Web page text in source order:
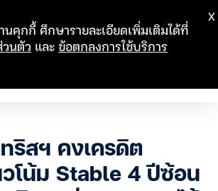
ริสฯ คงเครดิต
วโน้ม Stable 4 ปีซ้อน
นคุกกี้ ศึกษารายละเอียดเพิ่มเติมได้ที่
นตัว และข้อตกลงการใช้บริการ
X